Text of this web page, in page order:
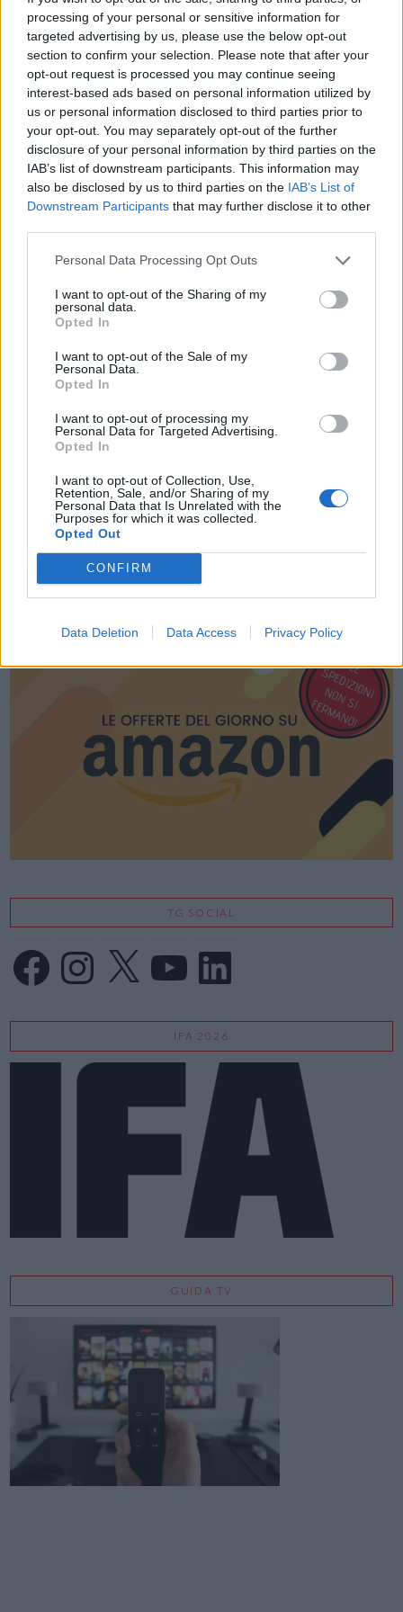
processing of your personal or sensitive information for
targeted advertising by us, please use the below opt-out
section to confirm your selection. Please note that after your
opt-out request is processed you may continue seeing
interest-based ads based on personal information utilized by
us or personal information disclosed to third parties prior to
your opt-out. You may separately opt-out of the further
disclosure of your personal information by third parties on the
IAB’s list of downstream participants. This information may
also be disclosed by us to third parties on the IAB’s List of
Downstream Participants that may further disclose it to other
Personal Data Processing Opt Outs
I want to opt-out of the Sharing of my
personal data.
Opted In
I want to opt-out of the Sale of my
Personal Data.
Opted In
I want to opt-out of processing my
Personal Data for Targeted Advertising.
Opted In
I want to opt-out of Collection, Use,
Retention, Sale, and/or Sharing of my
Personal Data that Is Unrelated with the
Purposes for which it was collected.
Opted Out
CONFIRM
Data Deletion Data Access Privacy Policy
fraud).
Condividi questo articolo:
LinkedIn Facebook X
Mastodon Telegram WhatsApp
Stampa Altro
TG SOCIAL
FacebookInstagram
X YouTube LinkedIn
IFA 2026
GUIDA TV